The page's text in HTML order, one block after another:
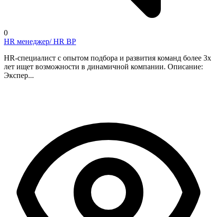
0
HR менеджер/ HR BP
HR-специалист с опытом подбора и развития команд более 3х
лет ищет возможности в динамичной компании. Описание:
Экспер...